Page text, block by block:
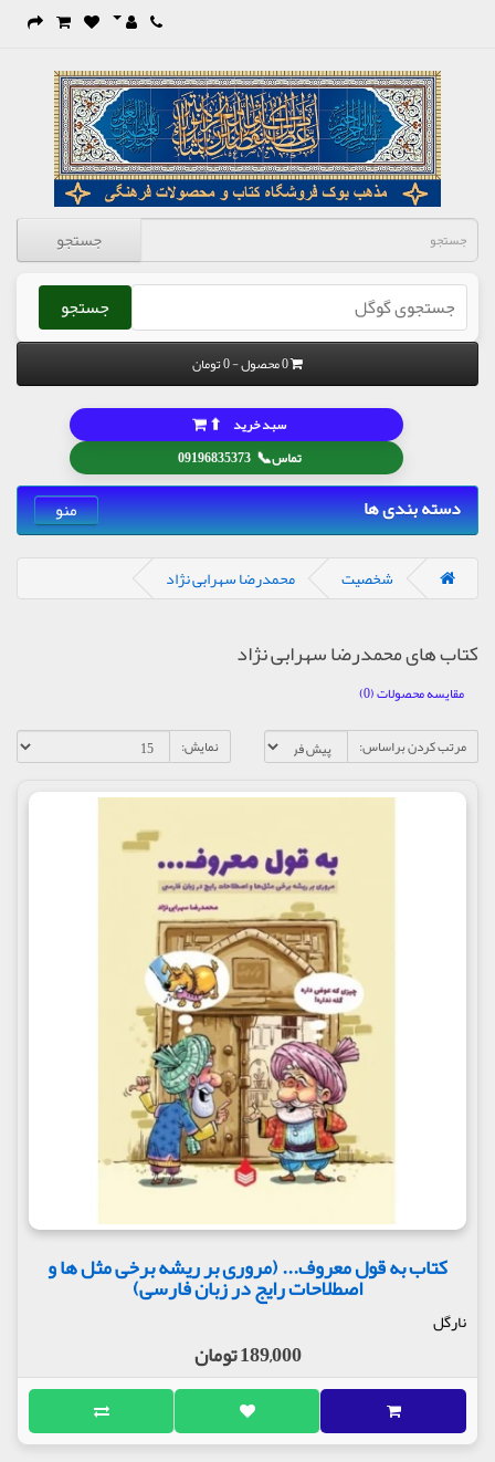
جستجو
جستجو
0 محصول - 0 تومان
تماس📞
09196835373
سبد خرید ⬆
دسته بندی ها منو
شخصیت محمدرضا سهرابی نژاد
کتاب های محمدرضا سهرابی نژاد
مقایسه محصولات (0)
مرتب کردن براساس:
نمایش:
کتاب به قول معروف... (مروری بر ریشه برخی مثل ها و
اصطلاحات رایج در زبان فارسی)
نارگل
189,000 تومان